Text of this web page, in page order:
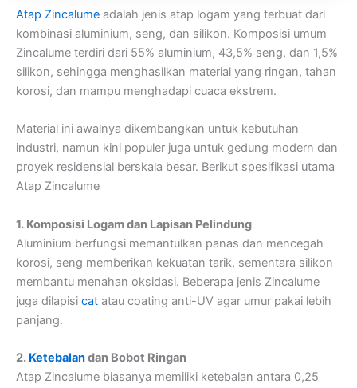
Atap Zincalume adalah jenis atap logam yang terbuat dari
kombinasi aluminium, seng, dan silikon. Komposisi umum
Zincalume terdiri dari 55% aluminium, 43,5% seng, dan 1,5%
silikon, sehingga menghasilkan material yang ringan, tahan
korosi, dan mampu menghadapi cuaca ekstrem.
Material ini awalnya dikembangkan untuk kebutuhan
industri, namun kini populer juga untuk gedung modern dan
proyek residensial berskala besar. Berikut spesifikasi utama
Atap Zincalume
1. Komposisi Logam dan Lapisan Pelindung
Aluminium berfungsi memantulkan panas dan mencegah
korosi, seng memberikan kekuatan tarik, sementara silikon
membantu menahan oksidasi. Beberapa jenis Zincalume
juga dilapisi cat atau coating anti-UV agar umur pakai lebih
panjang.
2. Ketebalandan Bobot Ringan
Atap Zincalume biasanya memiliki ketebalan antara 0,25